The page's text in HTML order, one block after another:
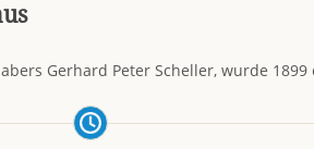
Gerhard Peter Scheller, wurde